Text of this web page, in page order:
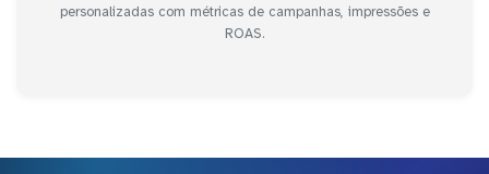
personalizadas com métricas de campanhas, impressões e
ROAS.